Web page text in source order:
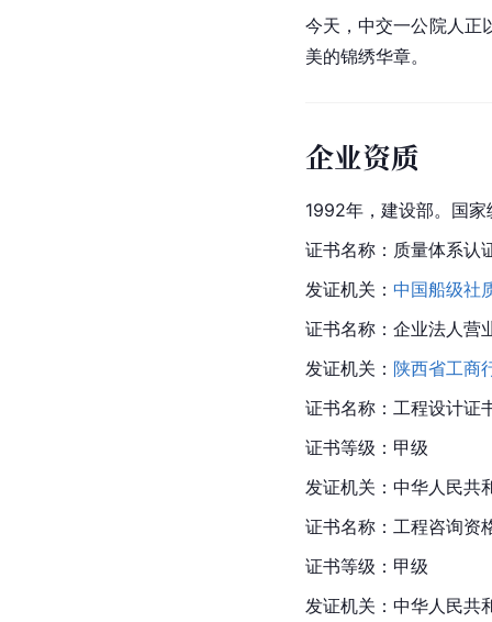
今天，中交一公院人正
美的锦绣华章。
企业资质
1992年，建设部。国
证书名称：质量体系认
发证机关： 中国船级社
证书名称：企业法人营
发证机关： 陕西省工商
证书名称：工程设计证
证书等级：甲级
发证机关：中华人民共
证书名称：工程咨询资
证书等级：甲级
发证机关： 中华人民共